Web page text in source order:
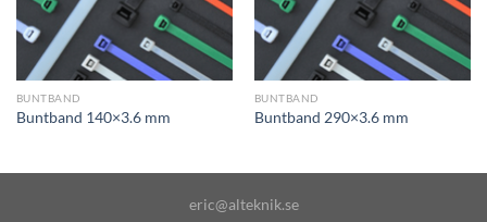
BUNTBAND
Buntband 140×3.6 mm
BUNTBAND
Buntband 290×3.6 mm
eric@alteknik.se